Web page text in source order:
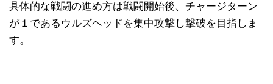
具体的な戦闘の進め方は戦闘開始後、チャージターン
が１であるウルズヘッドを集中攻撃し撃破を目指しま
す。